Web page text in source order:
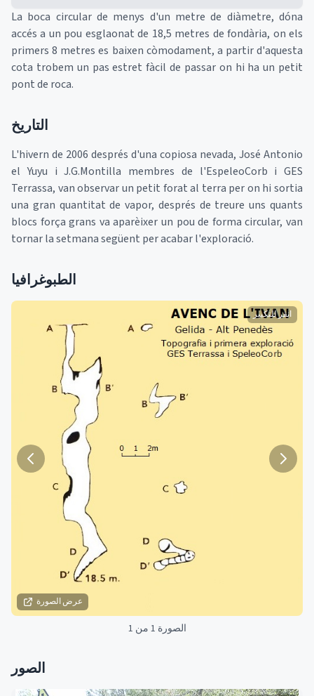
La boca circular de menys d'un metre de diàmetre, dóna
accés a un pou esglaonat de 18,5 metres de fondària, on els
primers 8 metres es baixen còmodament, a partir d'aquesta
cota trobem un pas estret fàcil de passar on hi ha un petit
pont de roca.
التاريخ
L'hivern de 2006 després d'una copiosa nevada, José Antonio
el Yuyu i J.G.Montilla membres de l'EspeleoCorb i GES
Terrassa, van observar un petit forat al terra per on hi sortia
una gran quantitat de vapor, després de treure uns quants
blocs força grans va aparèixer un pou de forma circular, van
tornar la setmana següent per acabar l'exploració.
الطبوغرافيا
عرض الصورة
انقر للتكبير
الصورة 1 من 1
الصور